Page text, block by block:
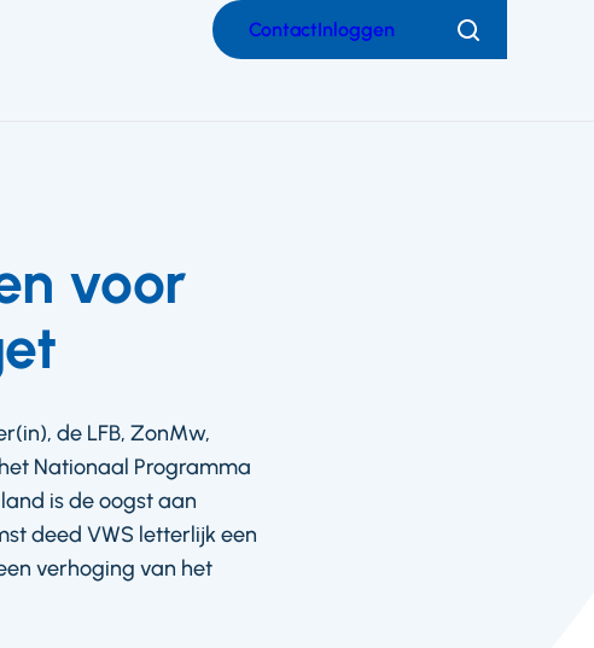
ContactInloggen Zoeken
voor
de LFB, ZonMw,
Nationaal Programma
is de oogst aan
deed VWS letterlijk een
verhoging van het